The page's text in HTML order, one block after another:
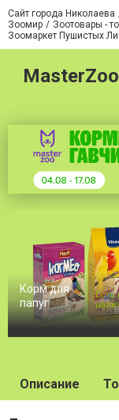
Сайт города Николаева
Зоомир
Зоотовары -
Зоомаркет Пушистых
Корм для
папуг
Есть
Описание